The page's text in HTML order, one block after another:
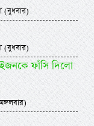
(বুধবার)
ফাঁসি দিলো